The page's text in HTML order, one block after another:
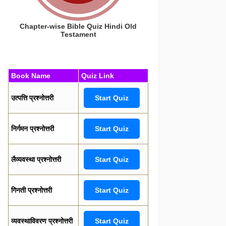
Chapter-wise Bible Quiz Hindi Old
Testament
Book Name Quiz Link
उत्पत्ति प्रश्नोत्तरी Start Quiz
निर्गमन प्रश्नोत्तरी Start Quiz
लैव्यवस्था प्रश्नोत्तरी Start Quiz
गिनती प्रश्नोत्तरी Start Quiz
व्यवस्थाविवरण प्रश्नोत्तरी Start Quiz